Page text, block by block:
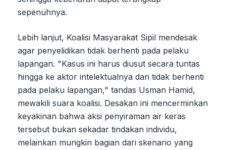
sepenuhnya.
Lebih lanjut, Koalisi Masyarakat Sipil mendesak
agar penyelidikan tidak berhenti pada pelaku
lapangan. "Kasus ini harus diusut secara tuntas
hingga ke aktor intelektualnya dan tidak berhenti
pada pelaku lapangan," tandas Usman Hamid,
mewakili suara koalisi. Desakan ini mencerminkan
keyakinan bahwa aksi penyiraman air keras
tersebut bukan sekadar tindakan individu,
melainkan mungkin bagian dari skenario yang